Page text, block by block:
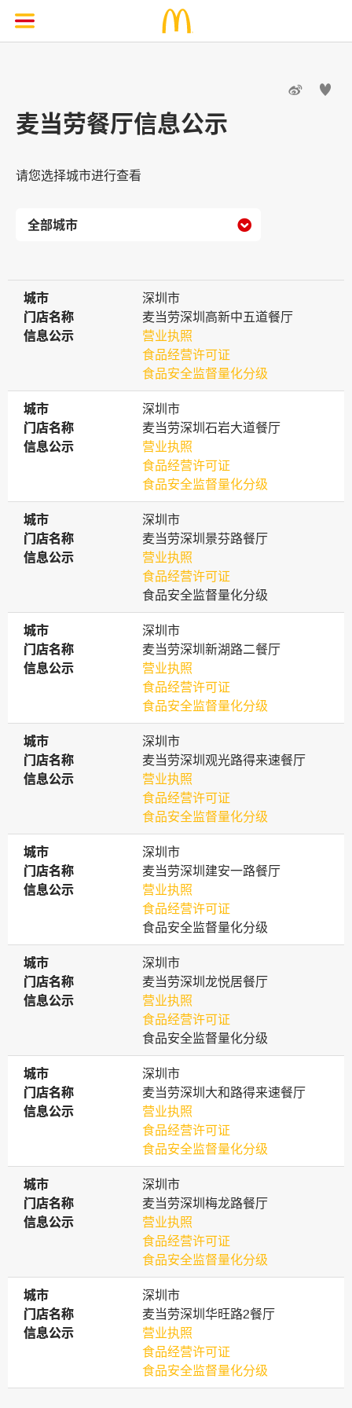
 
麦当劳餐厅信息公示
请您选择城市进行查看

城市
城市
深圳市
门店名称
门店名称
麦当劳深圳高新中五道餐厅
信息公示
信息公示
营业执照
食品经营许可证
食品安全监督量化分级
城市
城市
深圳市
门店名称
门店名称
麦当劳深圳石岩大道餐厅
信息公示
信息公示
营业执照
食品经营许可证
食品安全监督量化分级
城市
城市
深圳市
门店名称
门店名称
麦当劳深圳景芬路餐厅
信息公示
信息公示
营业执照
食品经营许可证
食品安全监督量化分级
城市
城市
深圳市
门店名称
门店名称
麦当劳深圳新湖路二餐厅
信息公示
信息公示
营业执照
食品经营许可证
食品安全监督量化分级
城市
城市
深圳市
门店名称
门店名称
麦当劳深圳观光路得来速餐厅
信息公示
信息公示
营业执照
食品经营许可证
食品安全监督量化分级
城市
城市
深圳市
门店名称
门店名称
麦当劳深圳建安一路餐厅
信息公示
信息公示
营业执照
食品经营许可证
食品安全监督量化分级
城市
城市
深圳市
门店名称
门店名称
麦当劳深圳龙悦居餐厅
信息公示
信息公示
营业执照
食品经营许可证
食品安全监督量化分级
城市
城市
深圳市
门店名称
门店名称
麦当劳深圳大和路得来速餐厅
信息公示
信息公示
营业执照
食品经营许可证
食品安全监督量化分级
城市
城市
深圳市
门店名称
门店名称
麦当劳深圳梅龙路餐厅
信息公示
信息公示
营业执照
食品经营许可证
食品安全监督量化分级
城市
城市
深圳市
门店名称
门店名称
麦当劳深圳华旺路2餐厅
信息公示
信息公示
营业执照
食品经营许可证
食品安全监督量化分级